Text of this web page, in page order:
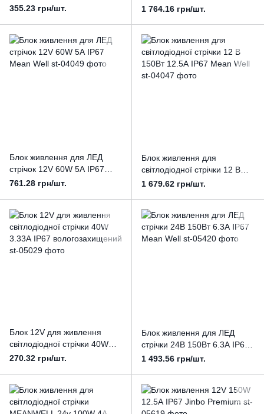
Герметичний
355.23 грн/шт.
1 764.16 грн/шт.
Блок живлення для ЛЕД
стрічок 12V 60W 5А IP67
Mean Well
761.28 грн/шт.
Блок живлення для
світлодіодної стрічки 12 В
150Вт 12.5А IP67 Mean Well
1 679.62 грн/шт.
Блок 12V для живлення
світлодіодної стрічки 40W
3.33А IP67 вологозахищений
270.32 грн/шт.
Блок живлення для ЛЕД
стрічки 24В 150Вт 6.3А IP67
Mean Well
1 493.56 грн/шт.